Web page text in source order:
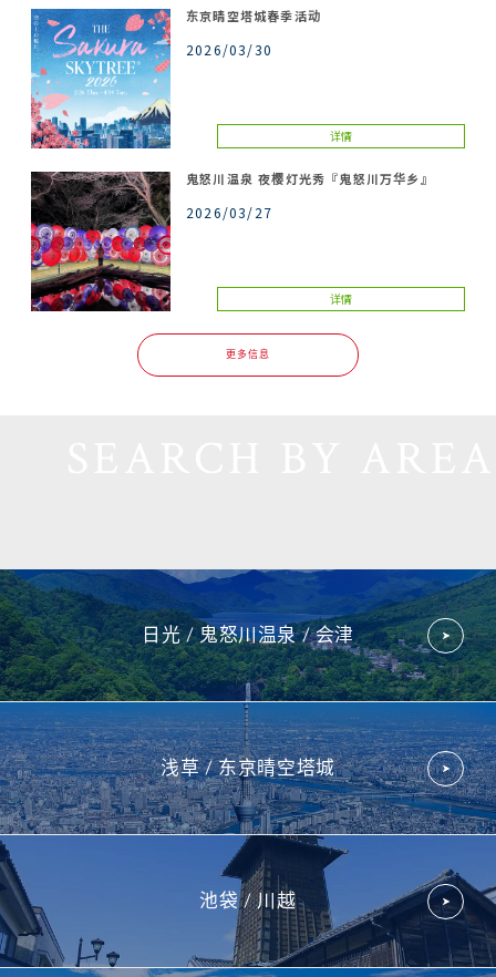
东京晴空塔城春季活动
2026/03/30
详情
鬼怒川温泉 夜樱灯光秀『鬼怒川万华乡』
2026/03/27
详情
更多信息
日光 /鬼怒川温泉 /会津
浅草 /东京晴空塔城
池袋 / 川越